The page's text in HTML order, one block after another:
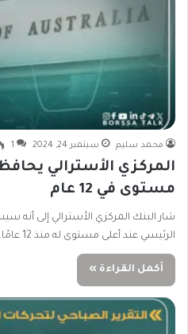
محمد سليم سبتمبر 24, 2024 1
المركزي الأسترالي
مستوى في 12 عام
شار البنك المركزي الأسترالي إلى أنه
الرئيسي عند أعلى مستوى له منذ 12 عامًا…
أكمل القراءة »